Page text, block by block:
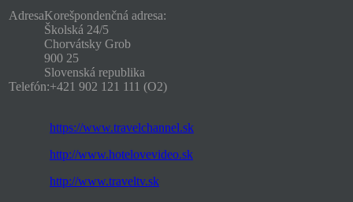
AdresaKorešpondenčná adresa:
Školská 24/5
Chorvátsky Grob
900 25
Slovenská republika
Telefón:+421 902 121 111 (O2)
https://www.travelchannel.sk
http://www.hotelovevideo.sk
http://www.traveltv.sk